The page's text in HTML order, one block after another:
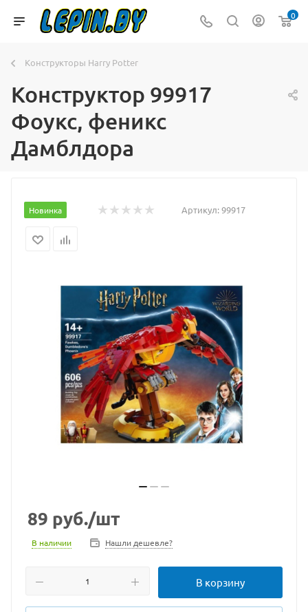
0
Конструкторы Harry Potter
Конструктор 99917
Фоукс, феникс
Дамблдора
Новинка Артикул:99917
89 руб./шт
В наличии Нашли дешевле?
В корзину